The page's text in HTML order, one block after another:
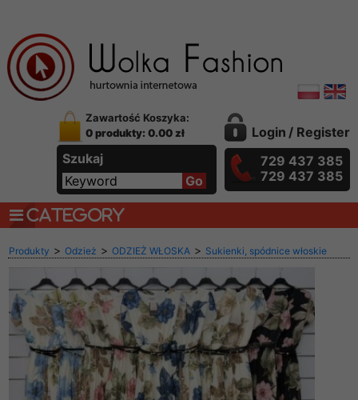
Zawartość Koszyka:
0 produkty: 0.00 zł
Szukaj
Login / Register
729 437 385
729 437 385
CATEGORY
Produkty > Odzież > ODZIEŻ WŁOSKA > Sukienki, spódnice włoskie